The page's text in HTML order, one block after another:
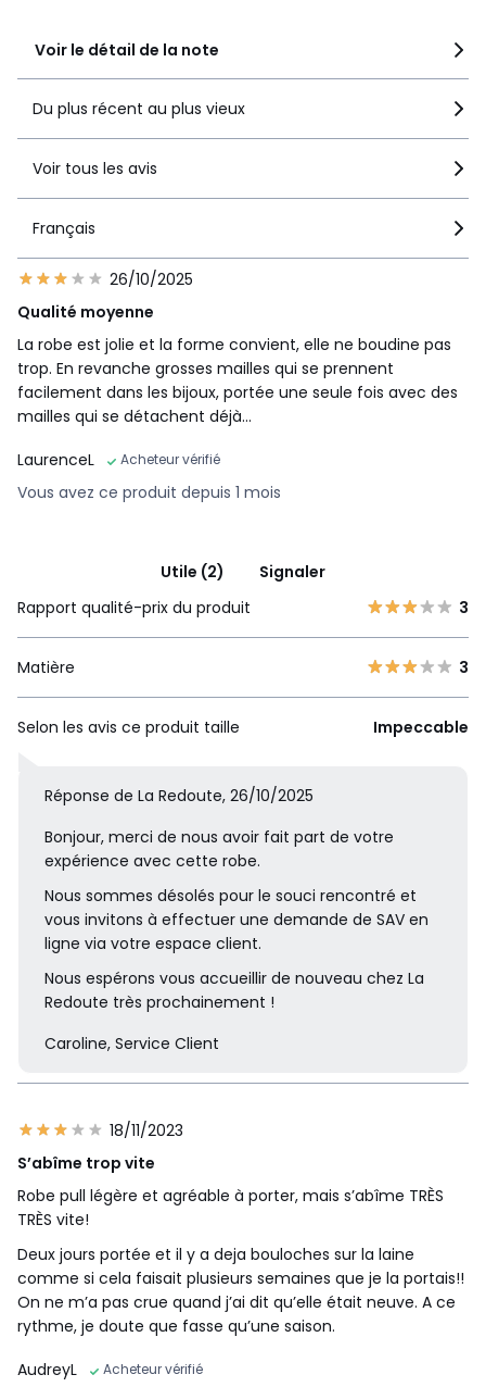
Voir le détail de la note
Du plus récent au plus vieux
Voir tous les avis
Français
26/10/2025
Qualité moyenne
La robe est jolie et la forme convient, elle ne boudine pas
trop. En revanche grosses mailles qui se prennent
facilement dans les bijoux, portée une seule fois avec des
mailles qui se détachent déjà...
LaurenceL
Acheteur vérifié
Vous avez ce produit depuis 1 mois
Utile (2)
Signaler
Rapport qualité-prix du produit
3
Matière 3
Selon les avis ce produit taille Impeccable
Réponse de La Redoute, 26/10/2025
Bonjour, merci de nous avoir fait part de votre
expérience avec cette robe.
Nous sommes désolés pour le souci rencontré et
vous invitons à effectuer une demande de SAV en
ligne via votre espace client.
Nous espérons vous accueillir de nouveau chez La
Redoute très prochainement !
Caroline, Service Client
18/11/2023
S’abîme trop vite
Robe pull légère et agréable à porter, mais s’abîme TRÈS
TRÈS vite!
Deux jours portée et il y a deja bouloches sur la laine
comme si cela faisait plusieurs semaines que je la portais!!
On ne m’a pas crue quand j’ai dit qu’elle était neuve. A ce
rythme, je doute que fasse qu’une saison.
AudreyL
Acheteur vérifié